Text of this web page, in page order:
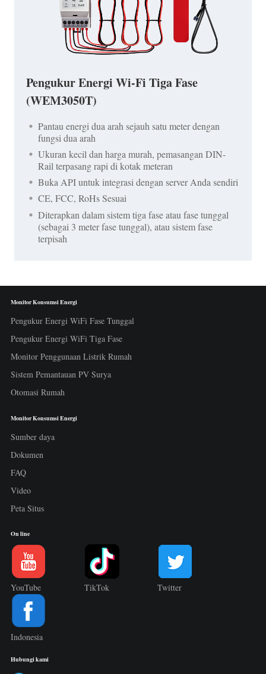
Pengukur Energi Wi-Fi Tiga Fase
(WEM3050T)
Pantau energi dua arah sejauh satu meter dengan
fungsi dua arah
Ukuran kecil dan harga murah, pemasangan DIN-
Rail terpasang rapi di kotak meteran
Buka API untuk integrasi dengan server Anda sendiri
CE, FCC, RoHs Sesuai
Diterapkan dalam sistem tiga fase atau fase tunggal
(sebagai 3 meter fase tunggal), atau sistem fase
terpisah
Monitor Konsumsi Energi
Pengukur Energi WiFi Fase Tunggal
Pengukur Energi WiFi Tiga Fase
Monitor Penggunaan Listrik Rumah
Sistem Pemantauan PV Surya
Otomasi Rumah
Monitor Konsumsi Energi
Sumber daya
Dokumen
FAQ
Video
Peta Situs
On line
YouTube TikTok Twitter
Indonesia
Hubungi kami